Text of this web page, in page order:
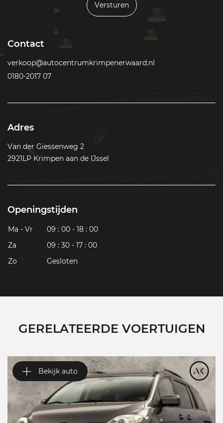
Versturen
Contact
verkoop@autocentrumkrimpenerwaard.nl
0180-2017 07
Adres
Van der Giessenweg 2
2921LP Krimpen aan de IJssel
Openingstijden
Ma - Vr
09 : 00 - 18 : 00
Za
09 : 30 - 17 : 00
Zo
Gesloten
GERELATEERDE VOERTUIGEN
Bekijk auto